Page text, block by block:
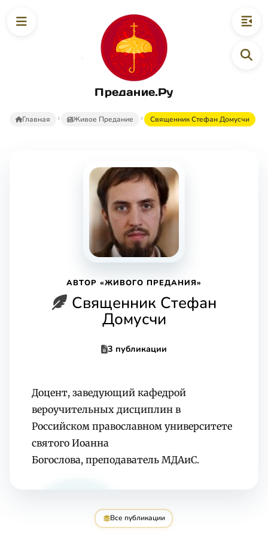
Предание.Ру
Главная Живое Предание Священник Стефан Домусчи
АВТОР «ЖИВОГО ПРЕДАНИЯ»
Священник Стефан
Домусчи
3 публикации
Доцент, заведующий кафедрой
вероучительных дисциплин в
Российском православном университете
святого Иоанна
Богослова, преподаватель МДАиС.
Все публикации